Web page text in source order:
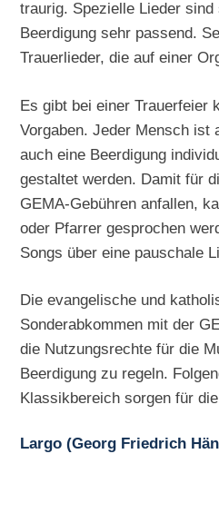
traurig. Spezielle Lieder
Beerdigung sehr passend.
Trauerlieder, die auf einer
Es gibt bei einer Trauerfeier
Vorgaben. Jeder Mensch ist
auch eine Beerdigung
gestaltet werden. Damit für
GEMA-Gebühren anfallen,
oder Pfarrer gesprochen
Songs über eine pauschale
Die evangelische und
Sonderabkommen mit der
die Nutzungsrechte für die
Beerdigung zu regeln.
Klassikbereich sorgen für
Largo (Georg Friedrich